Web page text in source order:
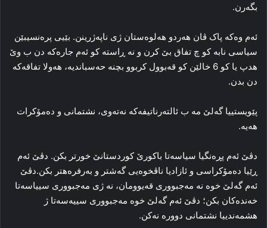
بگه‌رن.
ئه‌م وه‌که‌ پاک ڤان هه‌ردو هه‌لوه‌ستان ژی ناپه‌ژرینن. بێیی پره‌نسیبێن
سیاسی نابه‌ کو چ تفاق بێ کرن و نه‌ ڕاسته‌ کو ئه‌م جاره‌که‌ دن ب وێ
هدپ یا کو 6 خالێن کو قه‌بوول کربوو بچنە حه‌سباندیه‌، هه‌ولا تفاقه‌که‌
دن بدن.
پێویستییا گه‌لێ مه‌ ب ئالته‌رناتیفه‌که‌ نه‌ته‌وی، نشتمانی و ده‌مۆکرات
هه‌یه‌.
دڤێ ئه‌م پڕه‌نگیا سیاسه‌تا باکورێ کوردستانێ خورتر بکن. دڤێ ئه‌م
ڕێیا ده‌مۆکراسی و ئازادیا ناڤخوه‌یی گه‌شتر و به‌رفره‌هتر بکن.دڤێ
ئه‌م گه‌لێ خوه‌ نه‌ مه‌جبووری قه‌یوومان، نه‌ ژی مه‌جبووری سییاسه‌تا
خه‌نده‌کان بکن؛ دڤێ ئه‌م گه‌لێ خوه‌ مه‌جبووری سییه‌سه‌تا ژ
هشمه‌ندییا نشتمانی دووره‌ نه‌کن.